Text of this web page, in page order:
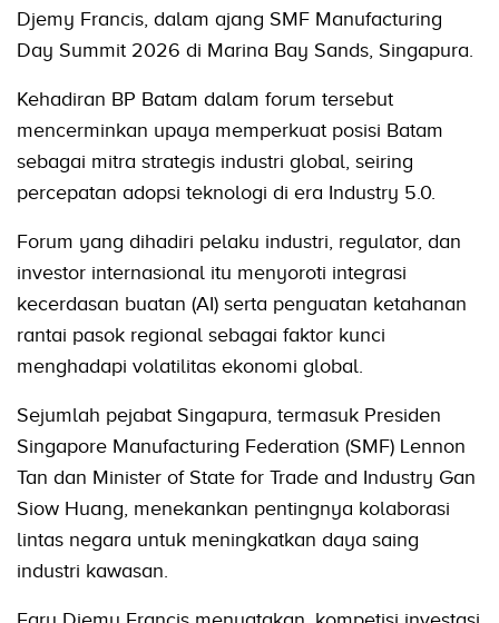
Djemy Francis, dalam ajang SMF Manufacturing
Day Summit 2026 di Marina Bay Sands, Singapura.
Kehadiran BP Batam dalam forum tersebut
mencerminkan upaya memperkuat posisi Batam
sebagai mitra strategis industri global, seiring
percepatan adopsi teknologi di era Industry 5.0.
Forum yang dihadiri pelaku industri, regulator, dan
investor internasional itu menyoroti integrasi
kecerdasan buatan (AI) serta penguatan ketahanan
rantai pasok regional sebagai faktor kunci
menghadapi volatilitas ekonomi global.
Sejumlah pejabat Singapura, termasuk Presiden
Singapore Manufacturing Federation (SMF) Lennon
Tan dan Minister of State for Trade and Industry Gan
Siow Huang, menekankan pentingnya kolaborasi
lintas negara untuk meningkatkan daya saing
industri kawasan.